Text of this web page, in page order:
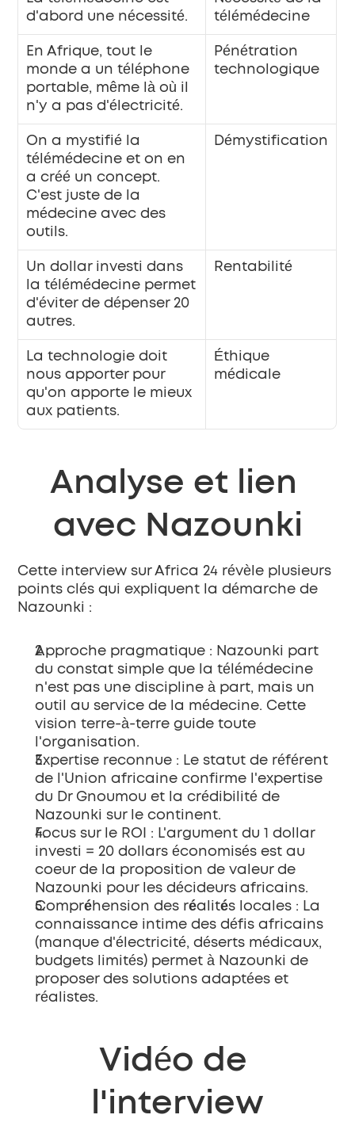
d'abord une nécessité.
télémédecine
En Afrique, tout le
monde a un téléphone
portable, même là où il
n'y a pas d'électricité.
Pénétration
technologique
On a mystifié la
télémédecine et on en
a créé un concept.
C'est juste de la
médecine avec des
outils.
Démystification
Un dollar investi dans
la télémédecine permet
d'éviter de dépenser 20
autres.
Rentabilité
La technologie doit
nous apporter pour
qu'on apporte le mieux
aux patients.
Éthique
médicale
Analyse et lien
avec Nazounki
Cette interview sur Africa 24 révèle plusieurs
points clés qui expliquent la démarche de
Nazounki :
Approche pragmatique : Nazounki part
du constat simple que la télémédecine
n'est pas une discipline à part, mais un
outil au service de la médecine. Cette
vision terre-à-terre guide toute
l'organisation.
Expertise reconnue : Le statut de référent
de l'Union africaine confirme l'expertise
du Dr Gnoumou et la crédibilité de
Nazounki sur le continent.
Focus sur le ROI
: L'argument du 1 dollar
investi = 20 dollars économisés est au
coeur de la proposition de valeur de
Nazounki pour les décideurs africains.
Compréhension des réalités locales : La
connaissance intime des défis africains
(manque d'électricité, déserts médicaux,
budgets limités) permet à Nazounki de
proposer des solutions adaptées et
réalistes.
Vidéo de
l'interview